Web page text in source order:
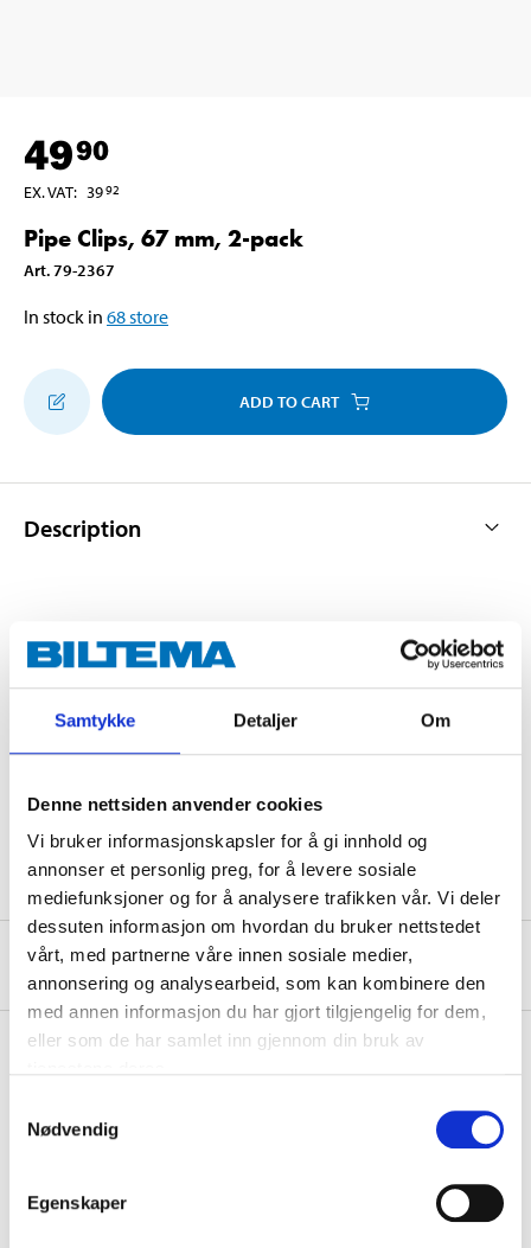
Samtykke Detaljer Om
Denne nettsiden anvender cookies
Vi bruker informasjonskapsler for å gi innhold og
annonser et personlig preg, for å levere sosiale
mediefunksjoner og for å analysere trafikken vår. Vi deler
dessuten informasjon om hvordan du bruker nettstedet
vårt, med partnerne våre innen sosiale medier,
annonsering og analysearbeid, som kan kombinere den
med annen informasjon du har gjort tilgjengelig for dem,
eller som de har samlet inn gjennom din bruk av
Nødvendig
Egenskaper
4990
EX. VAT: 3992
Pipe Clips, 67 mm, 2-pack
Art.79-2367
In stock in 68store
ADD TO CART
Description
Technical specifications
Quantity
2 pcs
About the manufacturer
Pay & Collect in your local store within 2 hours!